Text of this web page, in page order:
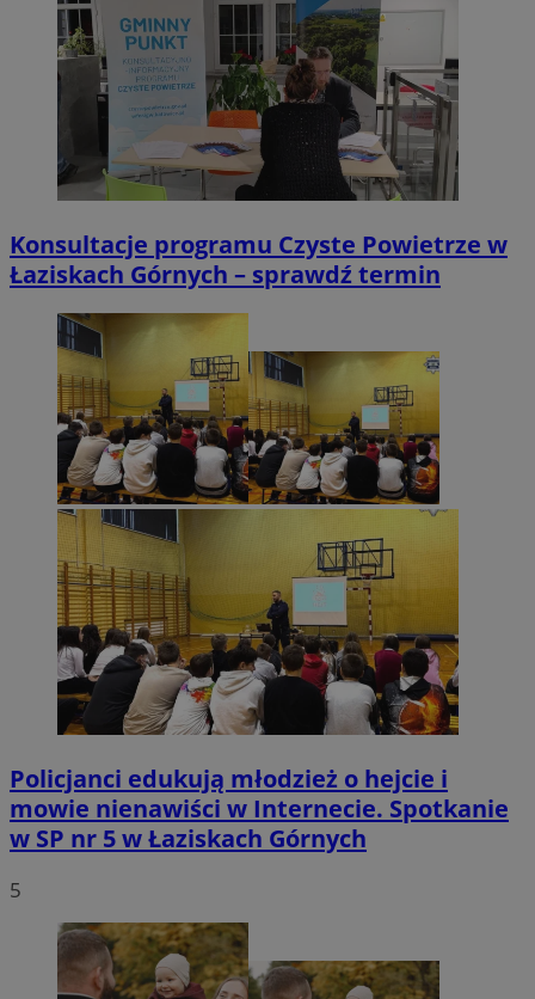
Konsultacje programu Czyste Powietrze w
Łaziskach Górnych – sprawdź termin
Policjanci edukują młodzież o hejcie i
mowie nienawiści w Internecie. Spotkanie
w SP nr 5 w Łaziskach Górnych
5